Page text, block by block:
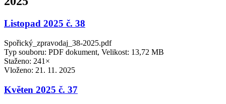
Listopad 2025 č. 38
Spořický_zpravodaj_38-2025.pdf
Typ souboru: PDF dokument, Velikost: 13,72 MB
Staženo: 241×
Vloženo: 21. 11. 2025
Květen 2025 č. 37